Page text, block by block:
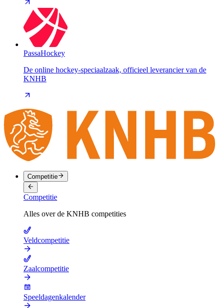
PassaHockey
De online hockey-speciaalzaak, officieel leverancier van de
KNHB
Competitie
Competitie
Alles over de KNHB competities
Veldcompetitie
Zaalcompetitie
Speeldagenkalender